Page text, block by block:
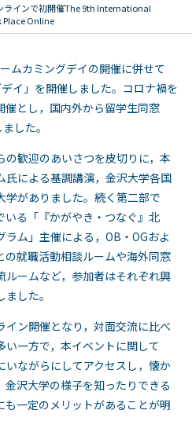
ラインで初開催The 9th International
Online
ムカミングデイの開催に併せて
イ」を開催しました。コロナ禍を
催とし，国内外から留学生同窓
した。
歓迎のあいさつを皮切りに，本
氏による基調講演，金沢大学各国
学がありました。続く第二部で
いる「『かがやき・つなぐ』北
ム」主催による，OB・OGおよ
の就職活動相談ルームや海外同窓
ームなど，参加者はそれぞれ興
した。
ン開催となり，対面交流に比べ
一方で，本イベントに関して
いながらにしてアクセスし，懐か
金沢大学の様子を知ったりできる
も一定のメリットがあることが明